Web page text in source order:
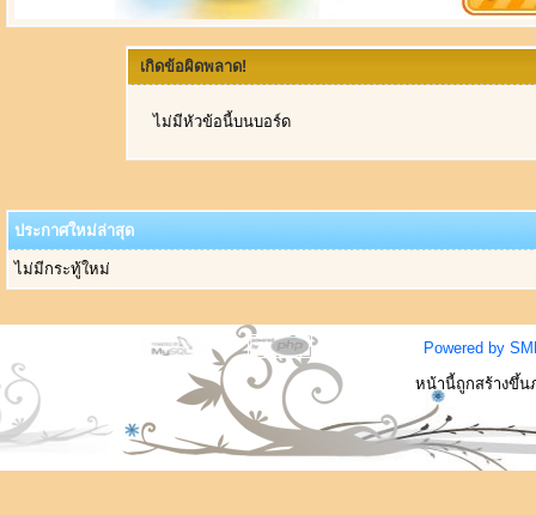
เกิดข้อผิดพลาด!
ไม่มีหัวข้อนี้บนบอร์ด
ประกาศใหม่ล่าสุด
ไม่มีกระทู้ใหม่
Powered by
หน้านี้ถูกสร้างขึ้น